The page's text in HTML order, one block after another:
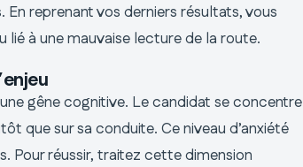
reprenant vos derniers résultats, vous
à une mauvaise lecture de la route.
gêne cognitive. Le candidat se concentre
que sur sa conduite. Ce niveau d’anxiété
Pour réussir, traitez cette dimension